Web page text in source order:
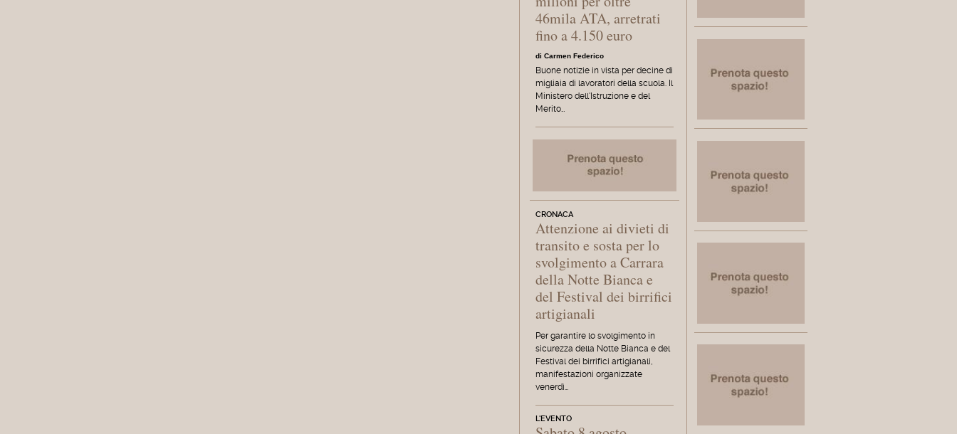
46mila ATA, arretrati
fino a 4.150 euro
di Carmen Federico
Buone notizie in vista per decine di
migliaia di lavoratori della scuola. Il
Ministero dell'Istruzione e del
Merito…
CRONACA
Attenzione ai divieti di
transito e sosta per lo
svolgimento a Carrara
della Notte Bianca e
del Festival dei birrifici
artigianali
Per garantire lo svolgimento in
sicurezza della Notte Bianca e del
Festival dei birrifici artigianali,
manifestazioni organizzate
venerdì…
L'EVENTO